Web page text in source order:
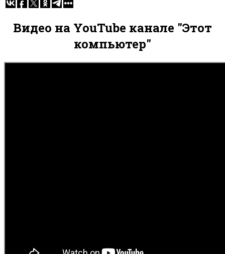
Видео на YouTube канале "Этот
компьютер"